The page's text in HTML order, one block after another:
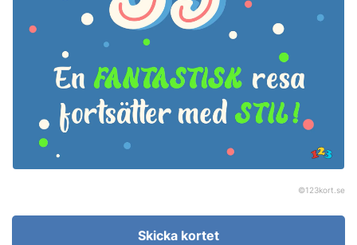
©123kort.se
Skicka kortet